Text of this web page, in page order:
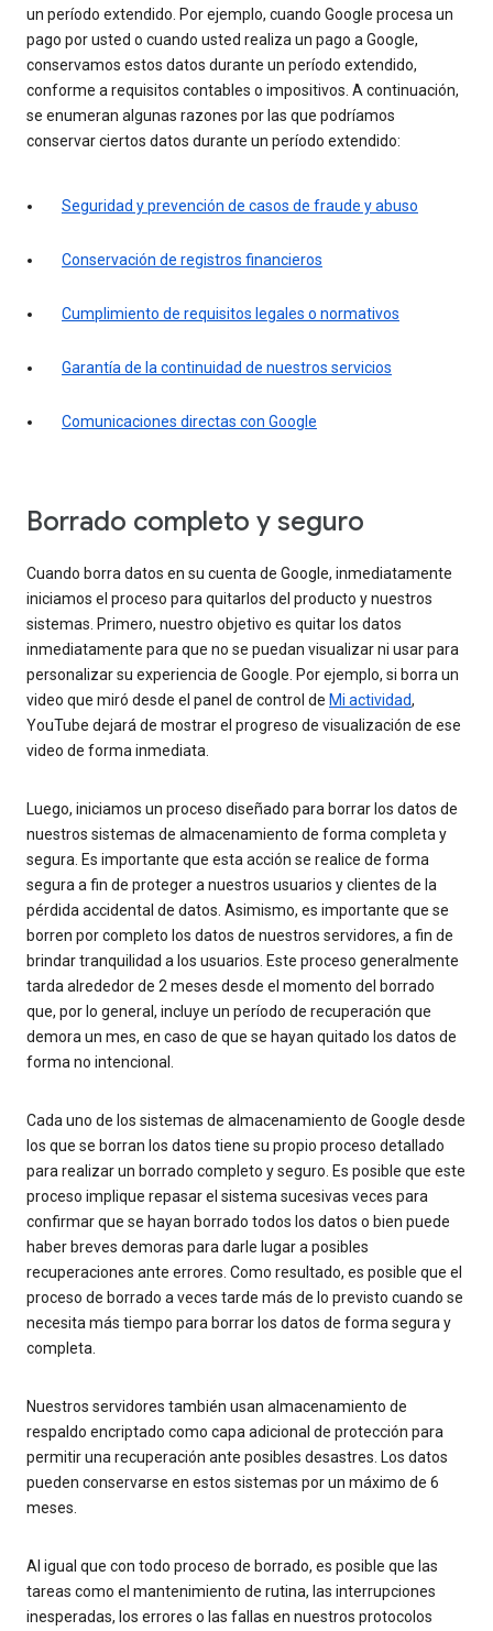
un período extendido. Por ejemplo, cuando Google procesa un
pago por usted o cuando usted realiza un pago a Google,
conservamos estos datos durante un período extendido,
conforme a requisitos contables o impositivos. A continuación,
se enumeran algunas razones por las que podríamos
conservar ciertos datos durante un período extendido:
Seguridad y prevención de casos de fraude y abuso
Conservación de registros financieros
Cumplimiento de requisitos legales o normativos
Garantía de la continuidad de nuestros servicios
Comunicaciones directas con Google
Borrado completo y seguro
Cuando borra datos en su cuenta de Google, inmediatamente
iniciamos el proceso para quitarlos del producto y nuestros
sistemas. Primero, nuestro objetivo es quitar los datos
inmediatamente para que no se puedan visualizar ni usar para
personalizar su experiencia de Google. Por ejemplo, si borra un
video que miró desde el panel de control de Mi actividad,
YouTube dejará de mostrar el progreso de visualización de ese
video de forma inmediata.
Luego, iniciamos un proceso diseñado para borrar los datos de
nuestros sistemas de almacenamiento de forma completa y
segura. Es importante que esta acción se realice de forma
segura a fin de proteger a nuestros usuarios y clientes de la
pérdida accidental de datos. Asimismo, es importante que se
borren por completo los datos de nuestros servidores, a fin de
brindar tranquilidad a los usuarios. Este proceso generalmente
tarda alrededor de 2 meses desde el momento del borrado
que, por lo general, incluye un período de recuperación que
demora un mes, en caso de que se hayan quitado los datos de
forma no intencional.
Cada uno de los sistemas de almacenamiento de Google desde
los que se borran los datos tiene su propio proceso detallado
para realizar un borrado completo y seguro. Es posible que este
proceso implique repasar el sistema sucesivas veces para
confirmar que se hayan borrado todos los datos o bien puede
haber breves demoras para darle lugar a posibles
recuperaciones ante errores. Como resultado, es posible que el
proceso de borrado a veces tarde más de lo previsto cuando se
necesita más tiempo para borrar los datos de forma segura y
completa.
Nuestros servidores también usan almacenamiento de
respaldo encriptado como capa adicional de protección para
permitir una recuperación ante posibles desastres. Los datos
pueden conservarse en estos sistemas por un máximo de 6
meses.
Al igual que con todo proceso de borrado, es posible que las
tareas como el mantenimiento de rutina, las interrupciones
inesperadas, los errores o las fallas en nuestros protocolos